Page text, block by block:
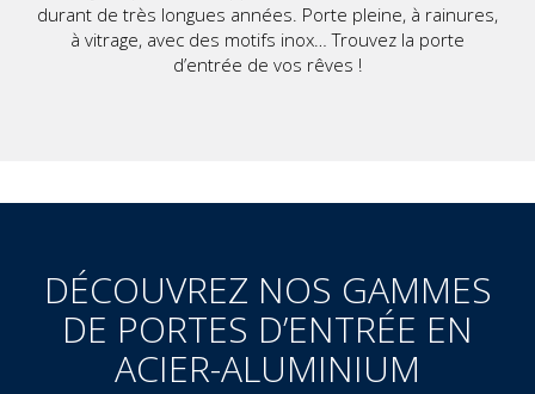
durant de très longues années. Porte pleine, à rainures,
à vitrage, avec des motifs inox… Trouvez la porte
d’entrée de vos rêves !
DÉCOUVREZ NOS GAMMES
DE PORTES D’ENTRÉE EN
ACIER-ALUMINIUM